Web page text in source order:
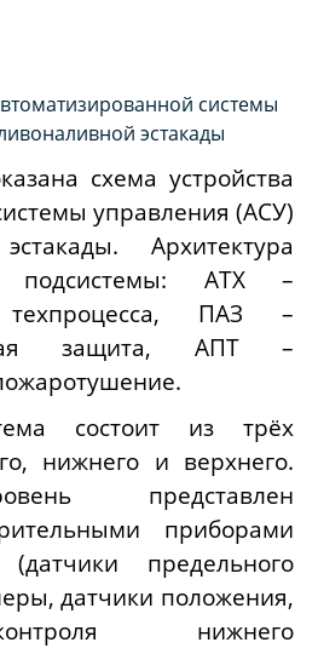
системы
эстакады
схема устройства
управления (АСУ)
Архитектура
подсистемы: АТХ –
техпроцесса, ПАЗ –
защита, АПТ –
состоит из трёх
нижнего и верхнего.
представлен
приборами
предельного
датчики положения,
нижнего